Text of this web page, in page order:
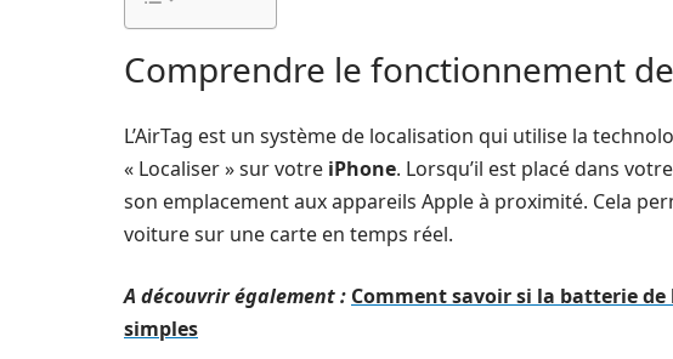
Comprendre le fonctionnement
L’AirTag est un système de localisation qui utilise la
« Localiser » sur votre iPhone. Lorsqu’il est placé dans
son emplacement aux appareils Apple à proximité. Cela
voiture sur une carte en temps réel.
A découvrir également : Comment savoir si la batterie
simples